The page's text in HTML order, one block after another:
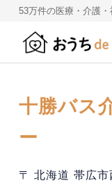
53万件の医療・介護
十勝バス
ー
〒 北海道 帯広